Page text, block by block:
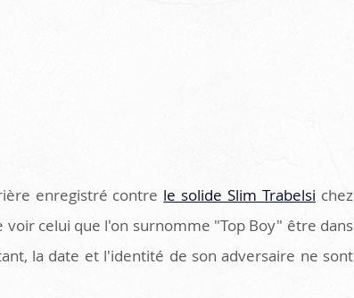
enregistré contre le solide Slim Trabelsi chez
celui que l'on surnomme "Top Boy" être dans
la date et l'identité de son adversaire ne sont